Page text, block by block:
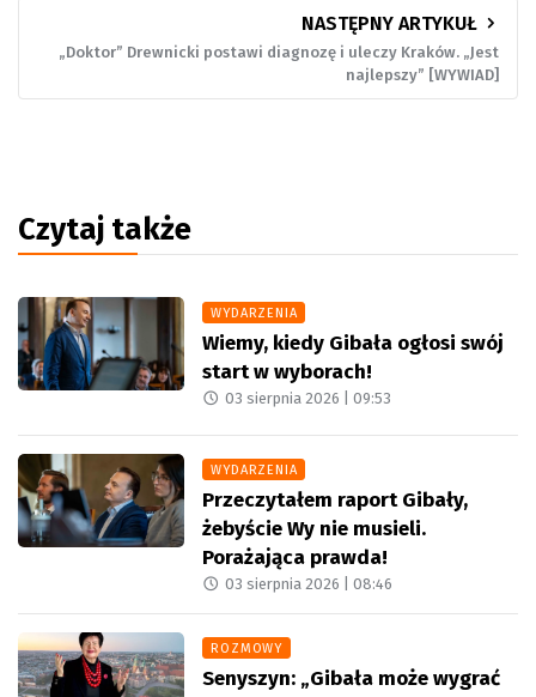
NASTĘPNY ARTYKUŁ
„Doktor” Drewnicki postawi diagnozę i uleczy Kraków. „Jest
najlepszy” [WYWIAD]
Czytaj także
WYDARZENIA
Wiemy, kiedy Gibała ogłosi swój
start w wyborach!
03 sierpnia 2026 |09:53
WYDARZENIA
Przeczytałem raport Gibały,
żebyście Wy nie musieli.
Porażająca prawda!
03 sierpnia 2026 |08:46
ROZMOWY
Senyszyn: „Gibała może wygrać